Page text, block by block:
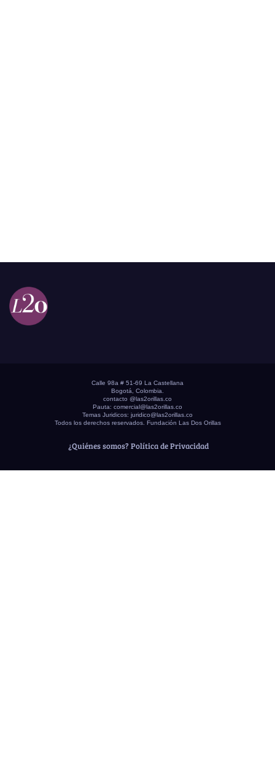
Calle 98a # 51-69 La Castellana
Bogotá, Colombia.
contacto @las2orillas.co
Pauta: comercial@las2orillas.co
Temas Juridicos: juridico@las2orillas.co
Todos los derechos reservados. Fundación Las Dos Orillas
¿Quiénes somos? Política de Privacidad